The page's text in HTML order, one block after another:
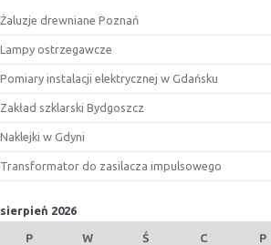
Żaluzje drewniane Poznań
Lampy ostrzegawcze
Pomiary instalacji elektrycznej w Gdańsku
Zakład szklarski Bydgoszcz
Naklejki w Gdyni
Transformator do zasilacza impulsowego
sierpień 2026
P W Ś C P